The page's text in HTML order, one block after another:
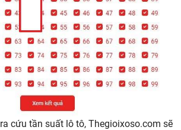
cứu tần suất lô tô, Thegioixoso.com sẽ